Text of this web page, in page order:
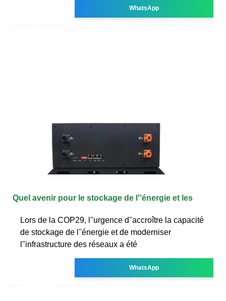
WhatsApp
Quel avenir pour le stockage de l''énergie et les
Lors de la COP29, l''urgence d''accroître la capacité
de stockage de l''énergie et de moderniser
l''infrastructure des réseaux a été
WhatsApp